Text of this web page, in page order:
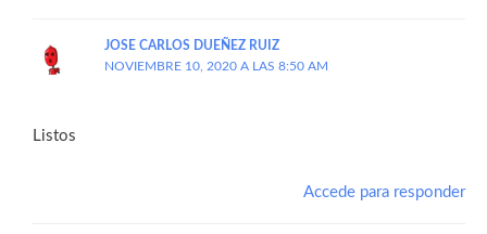
JOSE CARLOS DUEÑEZ RUIZ
NOVIEMBRE 10, 2020 A LAS 8:50 AM
Listos
Accede para responder